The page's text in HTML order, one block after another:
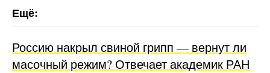
Россию накрыл свиной грипп — вернут ли
масочный режим? Отвечает академик РАН